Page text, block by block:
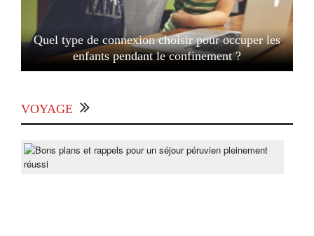
Quel type de connexion choisir pour occuper les
enfants pendant le confinement ?
VOYAGE